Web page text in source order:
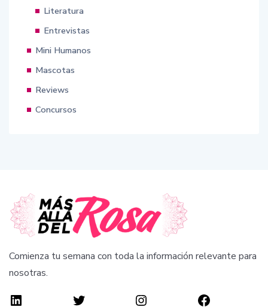
Literatura
Entrevistas
Mini Humanos
Mascotas
Reviews
Concursos
Comienza tu semana con toda la información relevante para
nosotras.